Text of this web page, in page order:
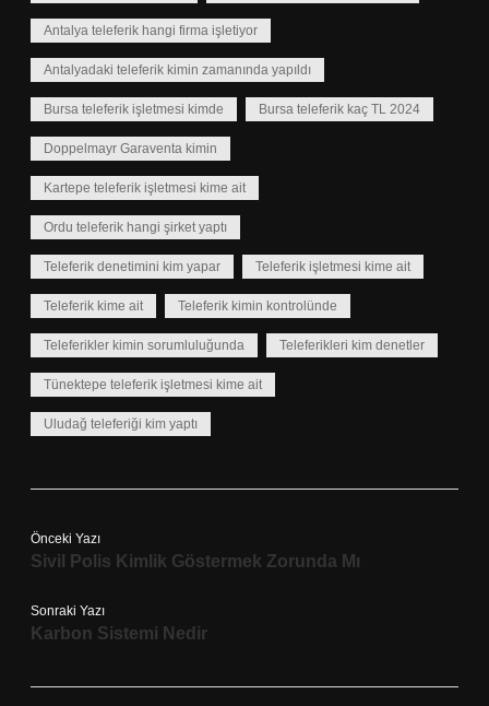
Antalya teleferik hangi firma işletiyor
Antalyadaki teleferik kimin zamanında yapıldı
Bursa teleferik işletmesi kimde Bursa teleferik kaç TL 2024
Doppelmayr Garaventa kimin
Kartepe teleferik işletmesi kime ait
Ordu teleferik hangi şirket yaptı
Teleferik denetimini kim yapar Teleferik işletmesi kime ait
Teleferik kime ait Teleferik kimin kontrolünde
Teleferikler kimin sorumluluğunda Teleferikleri kim denetler
Tünektepe teleferik işletmesi kime ait
Uludağ teleferiği kim yaptı
Önceki Yazı
Sivil Polis Kimlik Göstermek Zorunda Mı
Sonraki Yazı
Karbon Sistemi Nedir